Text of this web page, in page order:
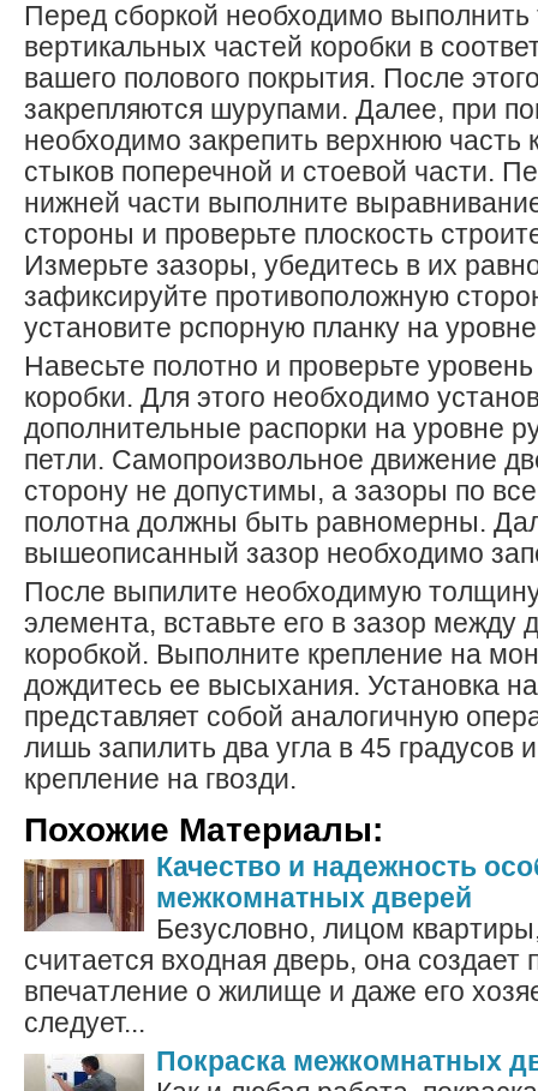
Перед сборкой необходимо выполнить
вертикальных частей коробки в
вашего полового покрытия. После
закрепляются шурупами. Далее, при
необходимо закрепить верхнюю часть
стыков поперечной и стоевой части.
нижней части выполните
стороны и проверьте плоскость
Измерьте зазоры, убедитесь в их
зафиксируйте противоположную
установите рспорную планку на
Навесьте полотно и проверьте
коробки. Для этого необходимо
дополнительные распорки на уровне
петли. Самопроизвольное движение
сторону не допустимы, а зазоры по
полотна должны быть равномерны.
вышеописанный зазор необходимо
После выпилите необходимую
элемента, вставьте его в зазор
коробкой. Выполните крепление на
дождитесь ее высыхания. Установка
представляет собой аналогичную
лишь запилить два угла в 45 градусов
крепление на гвозди.
Похожие Материалы:
Качество и надежность
межкомнатных дверей
Безусловно, лицом
считается входная дверь, она создает
впечатление о жилище и даже его
следует...
Покраска межкомнатных